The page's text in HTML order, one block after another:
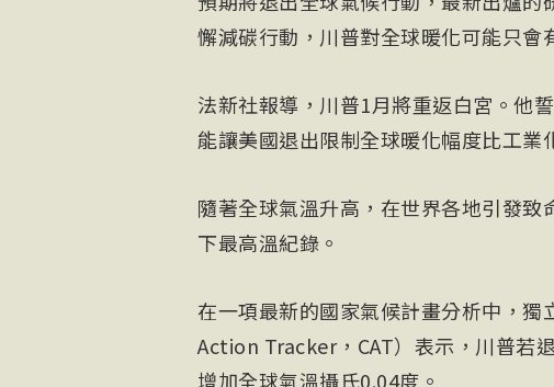
懈減碳行動，川普對全球暖化可能只會
法新社報導，川普1月將重返白宮。他
能讓美國退出限制全球暖化幅度比工業
隨著全球氣溫升高，在世界各地引發
下最高溫紀錄。
在一項最新的國家氣候計畫分析中，
Action Tracker，CAT）表示，川普若
增加全球氣溫攝氏0.04度。